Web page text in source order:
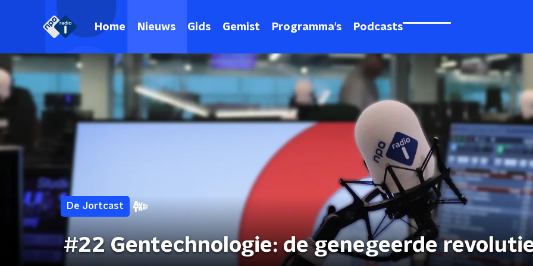
Home Nieuws Gids Gemist Programma's Podcasts
De Jortcast
#22 Gentechnologie: de genegeerde